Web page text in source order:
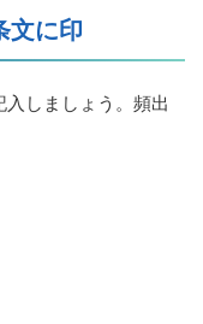
文に印
しましょう。頻出